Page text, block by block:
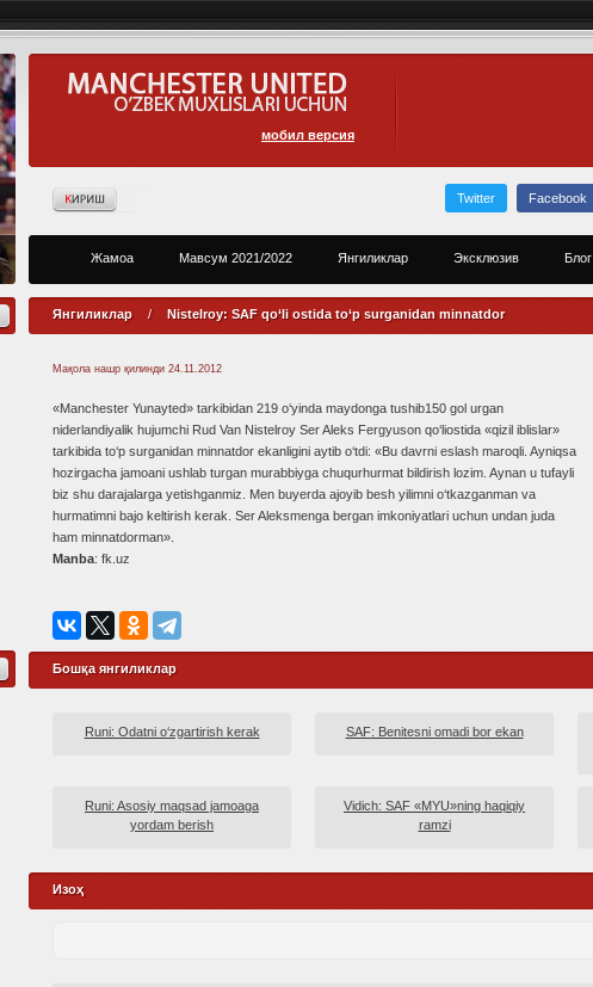
мобил версия
Twitter Facebook
Жамоа Мавсум 2021/2022 Янгиликлар Эксклюзив Блог
Янгиликлар / Nistelroy: SAF qo‘li ostida to‘p surganidan minnatdor
Мақола нашр қилинди 24.11.2012
«Manchester Yunayted» tarkibidan 219 o‘yinda maydonga tushib150 gol urgan
niderlandiyalik hujumchi Rud Van Nistelroy Ser Aleks Fergyuson qo‘liostida «qizil iblislar»
tarkibida to‘p surganidan minnatdor ekanligini aytib o‘tdi: «Bu davrni eslash maroqli. Ayniqsa
hozirgacha jamoani ushlab turgan murabbiyga chuqurhurmat bildirish lozim. Aynan u tufayli
biz shu darajalarga yetishganmiz. Men buyerda ajoyib besh yilimni o‘tkazganman va
hurmatimni bajo keltirish kerak. Ser Aleksmenga bergan imkoniyatlari uchun undan juda
ham minnatdorman».
Manba: fk.uz
Бошқа янгиликлар
Runi: Odatni o‘zgartirish kerak SAF: Benitesni omadi bor ekan
Runi: Asosiy maqsad jamoaga
yordam berish
Vidich: SAF «MYU»ning haqiqiy
ramzi
Изоҳ